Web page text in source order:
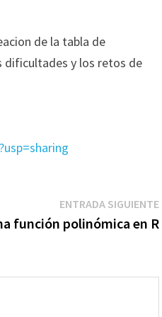
de la tabla de
dificultades y los retos de
ENTRADA SIGUIENTE
función polinómica en R